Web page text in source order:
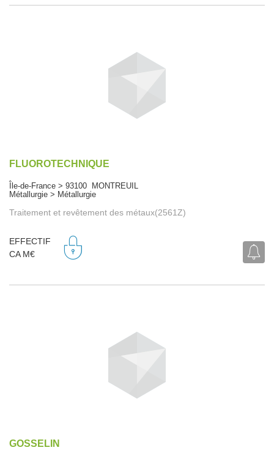
FLUOROTECHNIQUE
Île-de-France > 93100 MONTREUIL
Métallurgie > Métallurgie
Traitement et revêtement des métaux(2561Z)
EFFECTIF
CA M€
GOSSELIN